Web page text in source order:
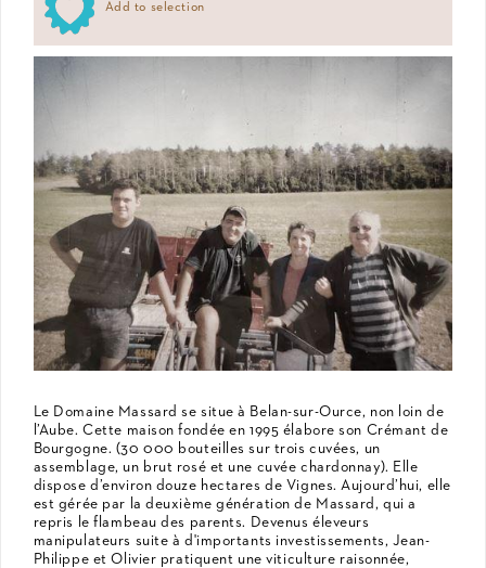
Add to selection
Le Domaine Massard se situe à Belan-sur-Ource, non loin de
l’Aube. Cette maison fondée en 1995 élabore son Crémant de
Bourgogne. (30 000 bouteilles sur trois cuvées, un
assemblage, un brut rosé et une cuvée chardonnay). Elle
dispose d’environ douze hectares de Vignes. Aujourd’hui, elle
est gérée par la deuxième génération de Massard, qui a
repris le flambeau des parents. Devenus éleveurs
manipulateurs suite à d'importants investissements, Jean-
Philippe et Olivier pratiquent une viticulture raisonnée,